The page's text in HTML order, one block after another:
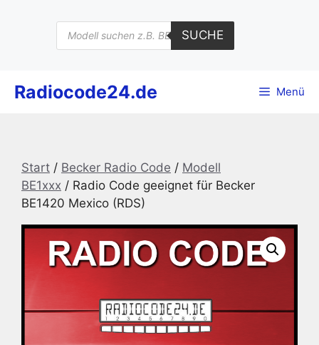
Products
search
SUCHE
Radiocode24.de Menü
Start / Becker Radio Code / Modell
BE1xxx / Radio Code geeignet für Becker
BE1420 Mexico (RDS)